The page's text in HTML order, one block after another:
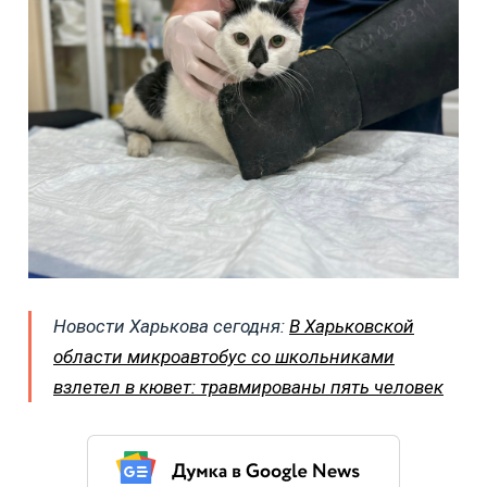
Новости Харькова сегодня: В Харьковской
области микроавтобус со школьниками
взлетел в кювет: травмированы пять человек